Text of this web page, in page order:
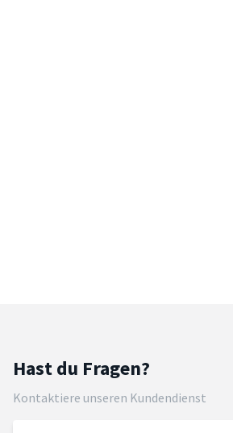
Hast du Fragen?
Kontaktiere unseren Kundendienst